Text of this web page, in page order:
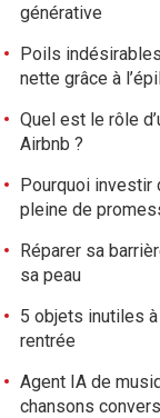
i
l
générative
Poils
nette grâce à
Quel est le rôle
Airbnb ?
Pourquoi investir
pleine de
Réparer sa
sa peau
5 objets inutiles
rentrée
Agent IA de
chansons